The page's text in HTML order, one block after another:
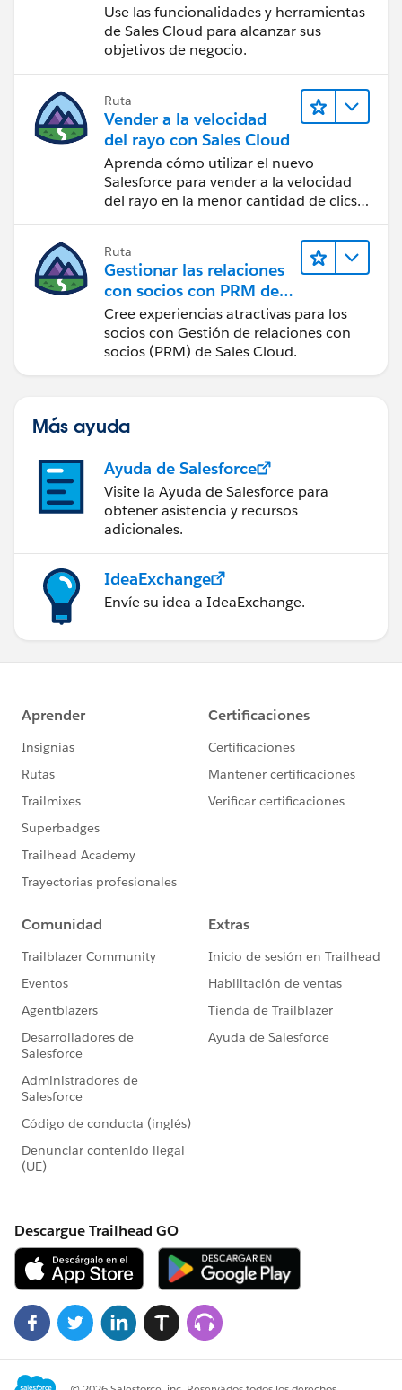
Use las funcionalidades y herramientas
de Sales Cloud para alcanzar sus
objetivos de negocio.
Ruta
Vender a la velocidad
del rayo con Sales Cloud
Aprenda cómo utilizar el nuevo
Salesforce para vender a la velocidad
del rayo en la menor cantidad de clics
Ruta
Gestionar las relaciones
con socios con PRM de
Sales Cloud
Cree experiencias atractivas para los
socios con Gestión de relaciones con
socios (PRM) de Sales Cloud.
Más ayuda
Ayuda de Salesforce
Visite la Ayuda de Salesforce para
obtener asistencia y recursos
adicionales.
IdeaExchange
Envíe su idea a IdeaExchange.